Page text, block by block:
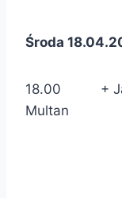
Środa
18.00 + Jan,
Multan